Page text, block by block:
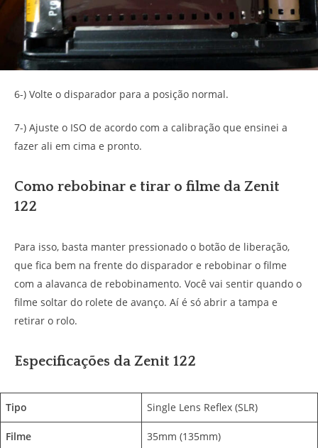
6-) Volte o disparador para a posição normal.
7-) Ajuste o ISO de acordo com a calibração que ensinei a
fazer ali em cima e pronto.
Como rebobinar e tirar o filme da Zenit
122
Para isso, basta manter pressionado o botão de liberação,
que fica bem na frente do disparador e rebobinar o filme
com a alavanca de rebobinamento. Você vai sentir quando o
filme soltar do rolete de avanço. Aí é só abrir a tampa e
retirar o rolo.
Especificações da Zenit 122
Tipo Single Lens Reflex (SLR)
Filme 35mm (135mm)